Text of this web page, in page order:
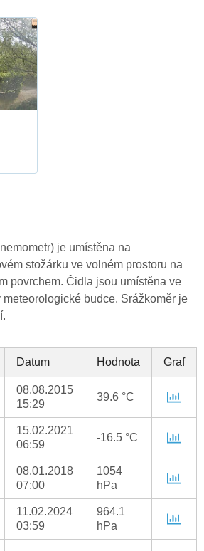
je umístěna na
stožárku ve volném prostoru na
povrchem. Čidla jsou umístěna ve
budce. Srážkoměr je
Datum Hodnota Graf
08.08.2015
15:29
39.6 °C
15.02.2021
06:59
-16.5 °C
08.01.2018
07:00
1054
hPa
11.02.2024
03:59
964.1
hPa